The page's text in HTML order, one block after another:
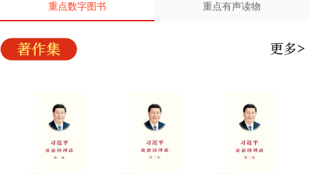
重点数字图书 重点有声读物